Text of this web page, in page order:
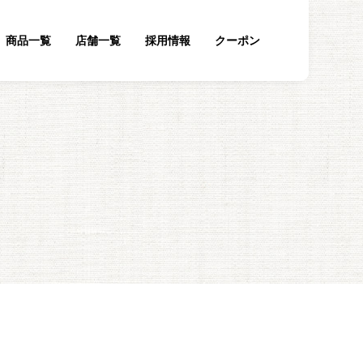
商品一覧 店舗一覧 採用情報 クーポン